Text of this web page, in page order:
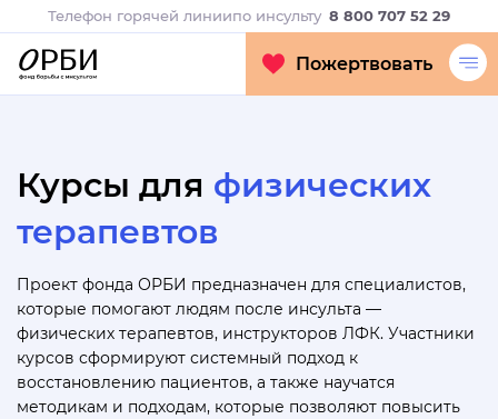
Телефон горячей линиипо инсульту 8 800 707 52 29
Пожертвовать
Курсы для физических
терапевтов
Проект фонда ОРБИ предназначен для специалистов,
которые помогают людям после инсульта —
физических терапевтов, инструкторов ЛФК. Участники
курсов сформируют системный подход к
восстановлению пациентов, а также научатся
методикам и подходам, которые позволяют повысить